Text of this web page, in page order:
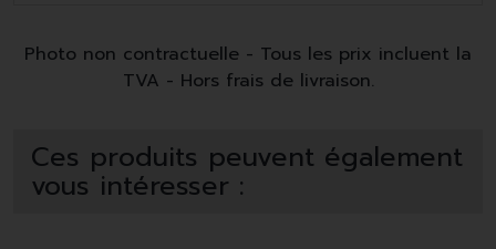
Photo non contractuelle - Tous les prix incluent la
TVA - Hors frais de livraison.
Ces produits peuvent également
vous intéresser :